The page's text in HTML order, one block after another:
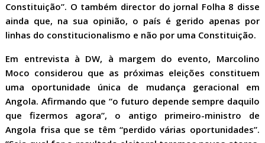
Constituição”. O também director do jornal Folha 8 disse
ainda que, na sua opinião, o país é gerido apenas por
linhas do constitucionalismo e não por uma Constituição.
Em entrevista à DW, à margem do evento, Marcolino
Moco considerou que as próximas eleições constituem
uma oportunidade única de mudança geracional em
Angola. Afirmando que “o futuro depende sempre daquilo
que fizermos agora”, o antigo primeiro-ministro de
Angola frisa que se têm “perdido várias oportunidades”.